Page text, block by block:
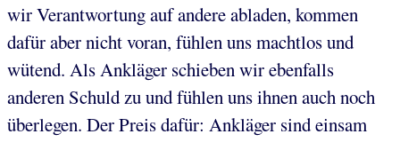
wir Verantwortung auf andere abladen, kommen
dafür aber nicht voran, fühlen uns machtlos und
wütend. Als Ankläger schieben wir ebenfalls
anderen Schuld zu und fühlen uns ihnen auch noch
überlegen. Der Preis dafür: Ankläger sind einsam